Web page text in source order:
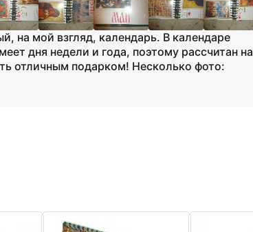
на мой взгляд, календарь. В календаре
дня недели и года, поэтому рассчитан на
отличным подарком! Несколько фото: